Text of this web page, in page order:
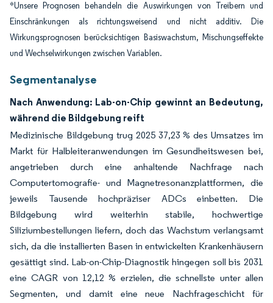
*Unsere Prognosen behandeln die Auswirkungen von Treibern und
Einschränkungen als richtungsweisend und nicht additiv. Die
Wirkungsprognosen berücksichtigen Basiswachstum, Mischungseffekte
und Wechselwirkungen zwischen Variablen.
Segmentanalyse
Nach Anwendung: Lab-on-Chip gewinnt an Bedeutung,
während die Bildgebung reift
Medizinische Bildgebung trug 2025 37,23 % des Umsatzes im
Markt für Halbleiteranwendungen im Gesundheitswesen bei,
angetrieben durch eine anhaltende Nachfrage nach
Computertomografie- und Magnetresonanzplattformen, die
jeweils Tausende hochpräziser ADCs einbetten. Die
Bildgebung wird weiterhin stabile, hochwertige
Siliziumbestellungen liefern, doch das Wachstum verlangsamt
sich, da die installierten Basen in entwickelten Krankenhäusern
gesättigt sind. Lab-on-Chip-Diagnostik hingegen soll bis 2031
eine CAGR von 12,12 % erzielen, die schnellste unter allen
Segmenten, und damit eine neue Nachfrageschicht für